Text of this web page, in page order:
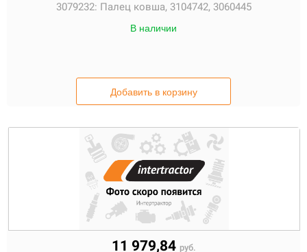
3079232: Палец ковша, 3104742, 3060445
В наличии
Добавить в корзину
11 979,84 руб.